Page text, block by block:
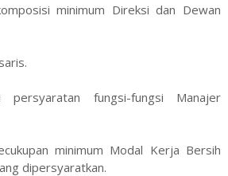
minimum Direksi dan Dewan
fungsi-fungsi Manajer
minimum Modal Kerja Bersih
dipersyaratkan.